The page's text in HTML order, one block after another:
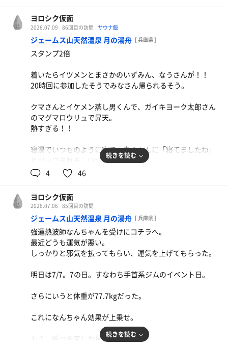
帰りはイツメン+七羽さんで丸源へ。
最近、溶連菌にかかってから胃の調子が悪いヨロシクさ
ん、嫌いな野菜を無理やり食べさせられる子供のようにチ
マチマと食べる。
帰宅し、サ活入力中。
長い1日だったが、非常に充実した休日となった。
やはりみんな集まってアウフしたり風呂入ったりご飯食べ
るのは楽しい。
フルコンボ達成まであと2日！
どうやら、景品の1ヶ月フリーパスは男性1名女性1名のみ
当選するという狭き門らしい。
おそらく無理だろうな。
でもここまできたらもはや義務。
【月湯スタッフさんへ】
ますよ。補修しないとちょっと危ないかも。
ヨロシク仮面
2026.07.09 86回目の訪問 サウナ飯
ジェームス山天然温泉 月の湯舟 [ 兵庫県 ]
スタンプ2倍
着いたらイツメンとまさかのいずみん、なうさんが！！
20時回に参加したそうでみなさん帰られるそう。
クマさんとイケメン蒸し男くんで、ガイキヨーク太郎さん
のマグマロウリュで昇天。
熱すぎる！！
寝湯でいつものように寝て、白えもんに「寝てましたね」
とツッコまれる。いつもの流れ。
ついに希望の体重になった！
【月湯HP担当者さまへ】
ホームページの今月のイベント、6月のままですよー
続きを読む
4 46
ヨロシク仮面
2026.07.06 85回目の訪問
ジェームス山天然温泉 月の湯舟 [ 兵庫県 ]
強運熱波師なんちゃんを受けにコチラへ。
最近どうも運気が悪い。
しっかりと邪気を払ってもらい、運気を上げてもらった。
明日は7/7。7の日。すなわち手首系ジムのイベント日。
さらにいうと体重が77.7kgだった。
これになんちゃん効果が上乗せ。
もう、勝つ未来しか見えない。
続きを読む